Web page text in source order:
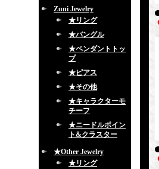
Zuni Jewelry
★リング
★バングル
★ペンダントトッ
プ
★ピアス
★その他
★キャラクターモ
チーフ
★ニードルポイン
ト&クラスター
★Other Jewelry
★リング